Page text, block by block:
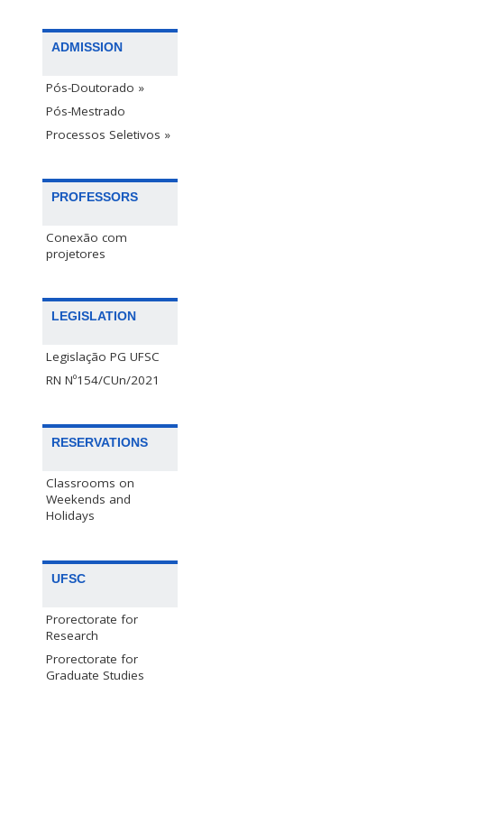
ADMISSION
Pós-Doutorado »
Pós-Mestrado
Processos Seletivos »
PROFESSORS
Conexão com
projetores
LEGISLATION
Legislação PG UFSC
RN Nº154/CUn/2021
RESERVATIONS
Classrooms on
Weekends and
Holidays
UFSC
Prorectorate for
Research
Prorectorate for
Graduate Studies